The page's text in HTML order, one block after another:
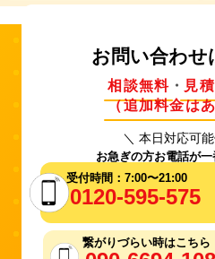
お問い合わせ
相談無料 ・ 見
（追加料金は
＼ 本日対応可
お急ぎの方お電話が一
受付時間：7:00〜21:00
0120-595-575
繋がりづらい時はこちら